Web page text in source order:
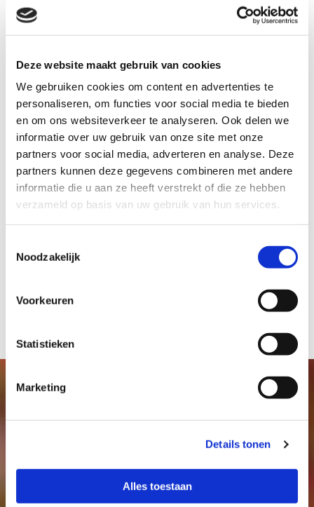
Deze website maakt gebruik van cookies
We gebruiken cookies om content en advertenties te
personaliseren, om functies voor social media te bieden
en om ons websiteverkeer te analyseren. Ook delen we
informatie over uw gebruik van onze site met onze
partners voor social media, adverteren en analyse. Deze
partners kunnen deze gegevens combineren met andere
informatie die u aan ze heeft verstrekt of die ze hebben
verzameld op basis van uw gebruik van hun services.
Noodzakelijk
Voorkeuren
Statistieken
Marketing
Details tonen
Alles toestaan
Maag en/of darmklachten
Allergieën
Eczeem / Huiduitslag
Overgangsklachten
Keel-, neus- oorklachten
ADHD – Autisme
De ziekte van Lyme
Als uw klachten hier niet bij staan kunt u alsnog
altijd bij mij terecht en vrijblijvend contact
opnemen